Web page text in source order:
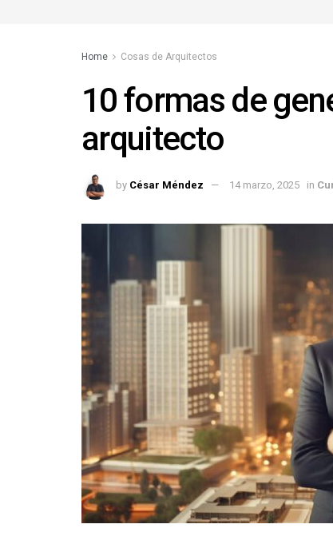
Home Cosas de Arquitectos
10 formas de
arquitecto
by César Méndez 14 marzo, 2025 in